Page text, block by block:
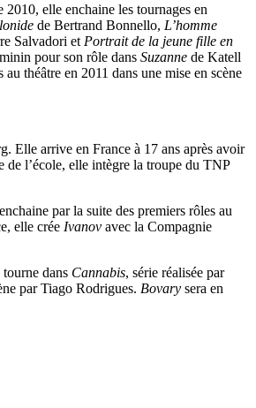
elle enchaine les tournages en
de Bertrand Bonnello, L’homme
Salvadori et Portrait de la jeune fille en
pour son rôle dans Suzanne de Katell
théâtre en 2011 dans une mise en scène
Elle arrive en France à 17 ans après avoir
l’école, elle intègre la troupe du TNP
par la suite des premiers rôles au
elle crée Ivanov avec la Compagnie
dans Cannabis, série réalisée par
par Tiago Rodrigues. Bovary sera en